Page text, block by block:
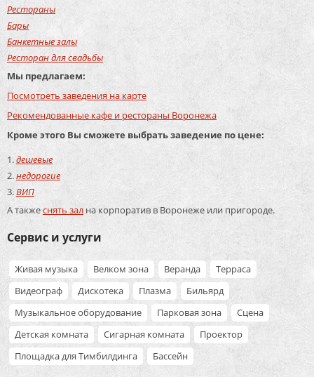
Рестораны
Бары
Банкетные залы
Ресторан для свадьбы
Мы предлагаем:
Посмотреть заведения на карте
Рекомендованные кафе и рестораны Воронежа
Кроме этого Вы сможете выбрать заведение по цене:
дешевые
недорогие
ВИП
А такжеснять зал на корпоратив в Воронеже или пригороде.
Сервис и услуги
Живая музыка Велком зона Веранда
Терраса
Видеограф
Дискотека Плазма
Бильярд
Музыкальное оборудование
Парковая зона
Сцена
Детская комната
Сигарная комната
Проектор
Площадка для Тимбилдинга
Бассейн